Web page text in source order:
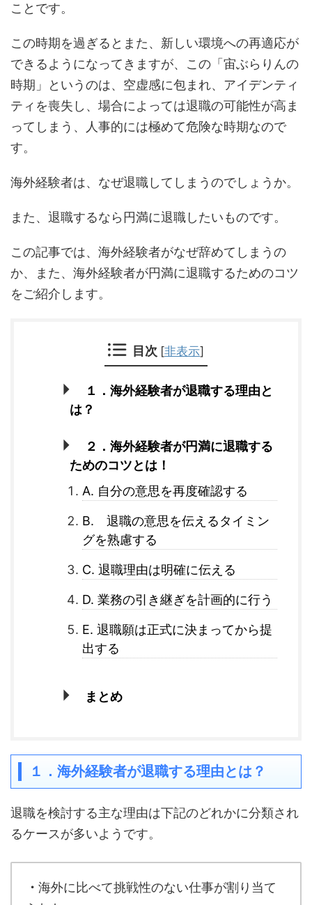
ことです。
この時期を過ぎるとまた、新しい環境への再適応が
できるようになってきますが、この「宙ぶらりんの
時期」というのは、空虚感に包まれ、アイデンティ
ティを喪失し、場合によっては退職の可能性が高ま
ってしまう、人事的には極めて危険な時期なので
す。
海外経験者は、なぜ退職してしまうのでしょうか。
また、退職するなら円満に退職したいものです。
この記事では、海外経験者がなぜ辞めてしまうの
か、また、海外経験者が円満に退職するためのコツ
をご紹介します。
目次 [非表示]
１．海外経験者が退職する理由と
は？
２．海外経験者が円満に退職する
ためのコツとは！
A. 自分の意思を再度確認する
B. 退職の意思を伝えるタイミン
グを熟慮する
C. 退職理由は明確に伝える
D. 業務の引き継ぎを計画的に行う
E. 退職願は正式に決まってから提
出する
まとめ
１．海外経験者が退職する理由とは？
退職を検討する主な理由は下記のどれかに分類され
るケースが多いようです。
・ 海外に比べて挑戦性のない仕事が割り当て